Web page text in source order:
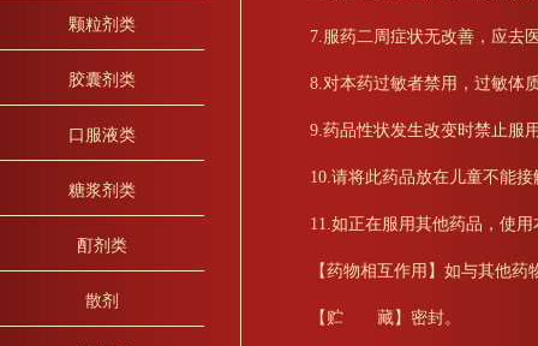
颗粒剂类
胶囊剂类
口服液类
糖浆剂类
酊剂类
散剂
7.服药二周症状无改善，应去
8.对本药过敏者禁用，过敏体
9.药品性状发生改变时禁止服
10.请将此药品放在儿童不能
11.如正在服用其他药品，使
【药物相互作用】如与其他
【贮 藏】密封。